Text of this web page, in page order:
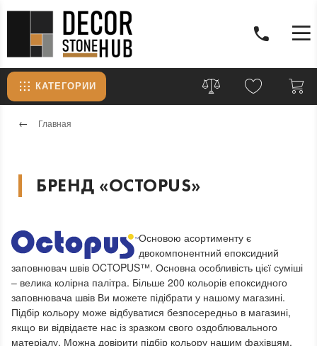
КАТЕГОРИИ
Главная
БРЕНД «OCTOPUS»
Основою асортименту є
двокомпонентний епоксидний
заповнювач швів OCTOPUS™. Основна особливість цієї суміші
– велика колірна палітра. Більше 200 кольорів епоксидного
заповнювача швів Ви можете підібрати у нашому магазині.
Підбір кольору може відбуватися безпосередньо в магазині,
якщо ви відвідаєте нас із зразком свого оздоблювального
матеріалу. Можна довірити підбір кольору нашим фахівцям,